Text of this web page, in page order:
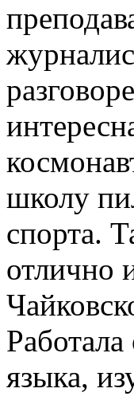
школу
спорта.
отлично
языка,